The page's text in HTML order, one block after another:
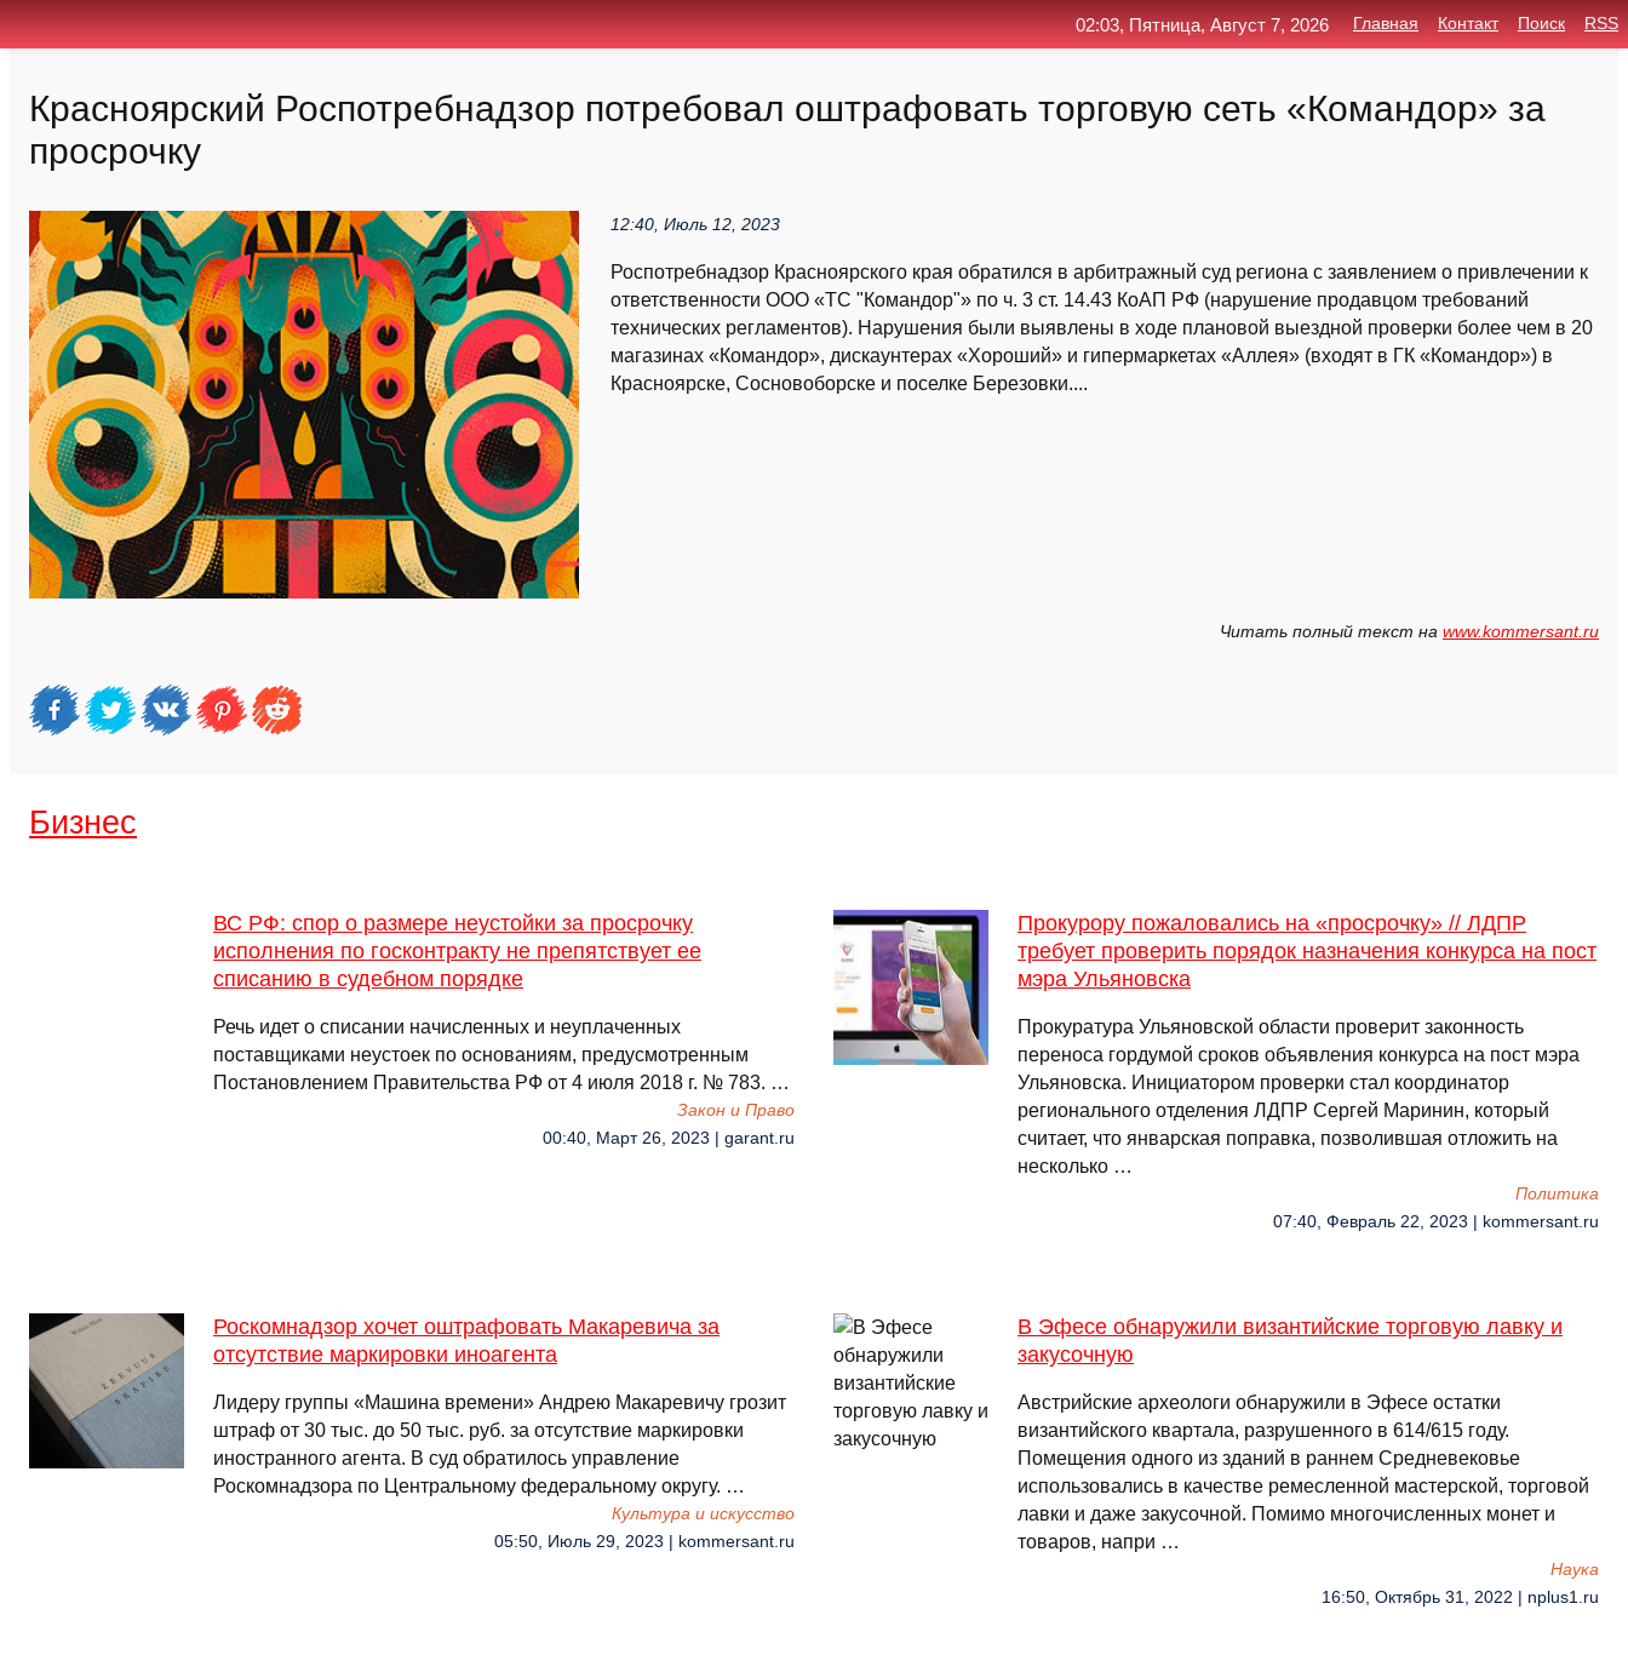
Красноярский Роспотребнадзор потребовал оштрафовать торговую сеть «Командор» за
просрочку
12:40, Июль 12, 2023
Роспотребнадзор Красноярского края обратился в арбитражный суд региона с заявлением о привлечении к
ответственности ООО «ТС "Командор"» по ч. 3 ст. 14.43 КоАП РФ (нарушение продавцом требований
технических регламентов). Нарушения были выявлены в ходе плановой выездной проверки более чем в 20
магазинах «Командор», дискаунтерах «Хороший» и гипермаркетах «Аллея» (входят в ГК «Командор») в
Красноярске, Сосновоборске и поселке Березовки....
Читать полный текст на www.kommersant.ru
Бизнес
ВС РФ: спор о размере неустойки за просрочку
исполнения по госконтракту не препятствует ее
списанию в судебном порядке
Речь идет о списании начисленных и неуплаченных
поставщиками неустоек по основаниям, предусмотренным
Постановлением Правительства РФ от 4 июля 2018 г. № 783. …
Закон и Право
00:40, Март 26, 2023 | garant.ru
Прокурору пожаловались на «просрочку» // ЛДПР
требует проверить порядок назначения конкурса на пост
мэра Ульяновска
Прокуратура Ульяновской области проверит законность
переноса гордумой сроков объявления конкурса на пост мэра
Ульяновска. Инициатором проверки стал координатор
регионального отделения ЛДПР Сергей Маринин, который
считает, что январская поправка, позволившая отложить на
несколько …
Политика
07:40, Февраль 22, 2023 | kommersant.ru
Роскомнадзор хочет оштрафовать Макаревича за
отсутствие маркировки иноагента
Лидеру группы «Машина времени» Андрею Макаревичу грозит
штраф от 30 тыс. до 50 тыс. руб. за отсутствие маркировки
иностранного агента. В суд обратилось управление
Роскомнадзора по Центральному федеральному округу. …
Культура и искусство
05:50, Июль 29, 2023 | kommersant.ru
В Эфесе обнаружили византийские торговую лавку и
закусочную
Австрийские археологи обнаружили в Эфесе остатки
византийского квартала, разрушенного в 614/615 году.
Помещения одного из зданий в раннем Средневековье
использовались в качестве ремесленной мастерской, торговой
лавки и даже закусочной. Помимо многочисленных монет и
товаров, напри …
Наука
16:50, Октябрь 31, 2022 | nplus1.ru
02:03, Пятница, Август 7, 2026 Главная Контакт Поиск RSS